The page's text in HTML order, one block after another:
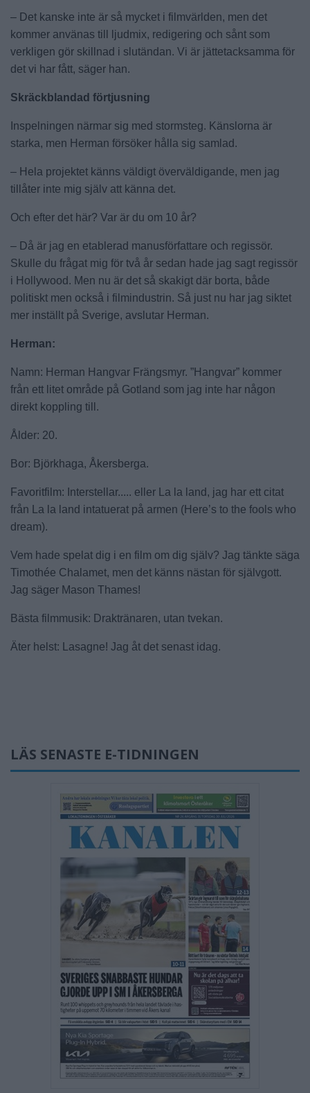
– Det kanske inte är så mycket i filmvärlden, men det
kommer använas till ljudmix, redigering och sånt som
verkligen gör skillnad i slutändan. Vi är jättetacksamma för
det vi har fått, säger han.
Skräckblandad förtjusning
Inspelningen närmar sig med stormsteg. Känslorna är
starka, men Herman försöker hålla sig samlad.
– Hela projektet känns väldigt överväldigande, men jag
tillåter inte mig själv att känna det.
Och efter det här? Var är du om 10 år?
– Då är jag en etablerad manusförfattare och regissör.
Skulle du frågat mig för två år sedan hade jag sagt regissör
i Hollywood. Men nu är det så skakigt där borta, både
politiskt men också i filmindustrin. Så just nu har jag siktet
mer inställt på Sverige, avslutar Herman.
Herman:
Namn: Herman Hangvar Frängsmyr. ”Hangvar” kommer
från ett litet område på Gotland som jag inte har någon
direkt koppling till.
Ålder: 20.
Bor: Björkhaga, Åkersberga.
Favoritfilm: Interstellar..... eller La la land, jag har ett citat
från La la land intatuerat på armen (Here’s to the fools who
dream).
Vem hade spelat dig i en film om dig själv? Jag tänkte säga
Timothée Chalamet, men det känns nästan för självgott.
Jag säger Mason Thames!
Bästa filmmusik: Draktränaren, utan tvekan.
Äter helst: Lasagne! Jag åt det senast idag.
LÄS SENASTE E-TIDNINGEN